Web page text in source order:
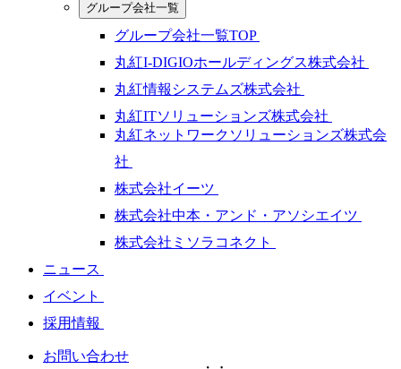
グループ会社一覧
グループ会社一覧TOP
丸紅I-DIGIOホールディングス株式会社
丸紅情報システムズ株式会社
丸紅ITソリューションズ株式会社
丸紅ネットワークソリューションズ株式会
社
株式会社イーツ
株式会社中本・アンド・アソシエイツ
株式会社ミソラコネクト
ニュース
イベント
採用情報
お問い合わせ